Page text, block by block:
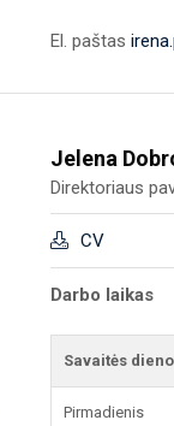
El. paštas
Jelena
Direktoriaus
CV
Darbo laikas
Savaitės
Pirmadienis